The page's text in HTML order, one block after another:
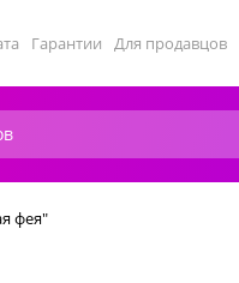
Гарантии Для продавцов
фея"